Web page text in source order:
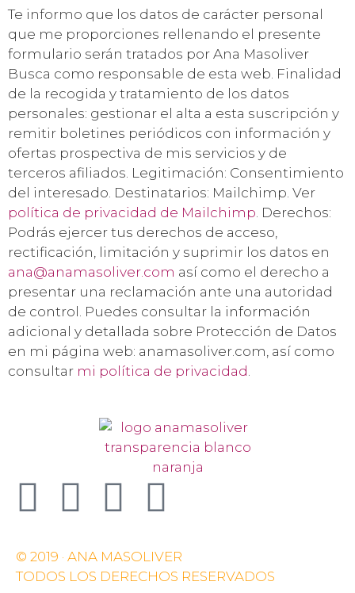
Te informo que los datos de carácter personal
que me proporciones rellenando el presente
formulario serán tratados por Ana Masoliver
Busca como responsable de esta web. Finalidad
de la recogida y tratamiento de los datos
personales: gestionar el alta a esta suscripción y
remitir boletines periódicos con información y
ofertas prospectiva de mis servicios y de
terceros afiliados. Legitimación: Consentimiento
del interesado. Destinatarios: Mailchimp. Ver
política de privacidad de Mailchimp. Derechos:
Podrás ejercer tus derechos de acceso,
rectificación, limitación y suprimir los datos en
ana@anamasoliver.com así como el derecho a
presentar una reclamación ante una autoridad
de control. Puedes consultar la información
adicional y detallada sobre Protección de Datos
en mi página web: anamasoliver.com, así como
consultar mi política de privacidad.
© 2019 · ANA MASOLIVER
TODOS LOS DERECHOS RESERVADOS